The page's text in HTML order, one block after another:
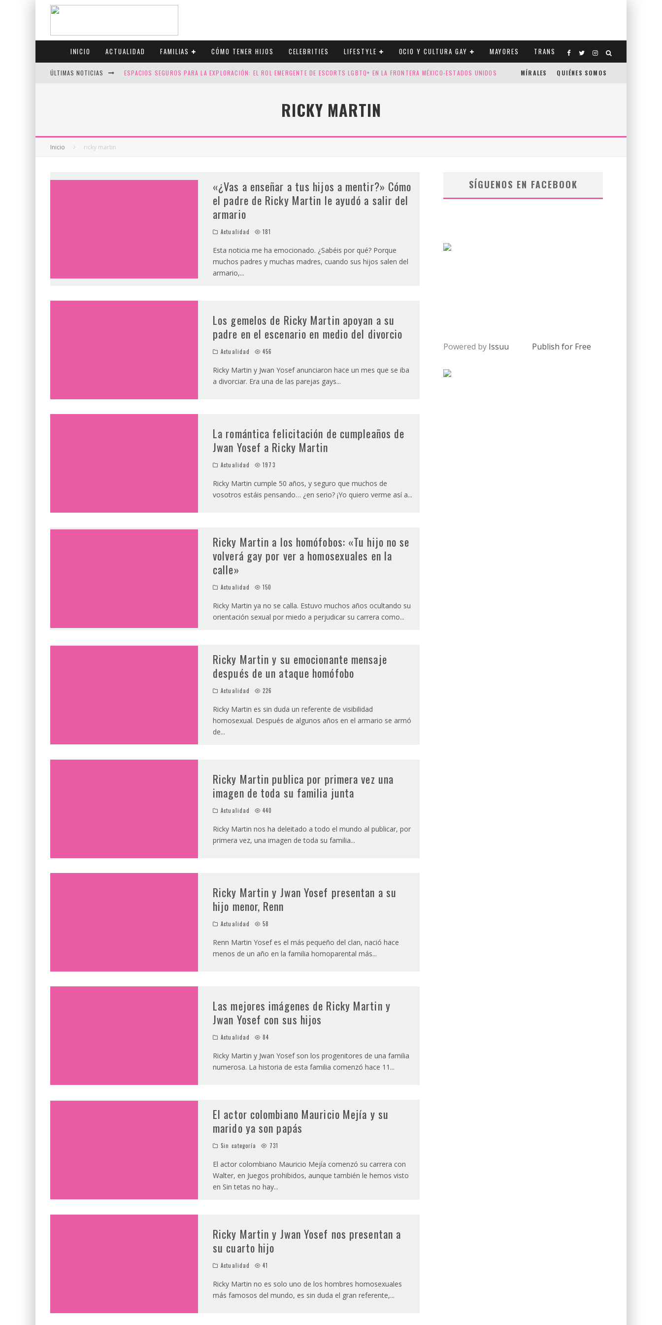
INICIO ACTUALIDAD FAMILIAS CÓMO TENER HIJOS CELEBRITIES LIFESTYLE OCIO Y CULTURA GAY MAYORES TRANS
ÚLTIMAS NOTICIAS ESPACIOS SEGUROS PARA LA EXPLORACIÓN: EL ROL EMERGENTE DE ESCORTS LGBTQ+ EN LA FRONTERA MÉXICO-ESTADOS UNIDOS
CANADÁ CELEBRA EL ORGULLO CON CUATRO SELLOS QUE HONRAN LA HISTORIA LGTB
MÍRALES QUIÉNES SOMOS
RICKY MARTIN
Inicio ricky martin
«¿Vas a enseñar a tus hijos a mentir?» Cómo
el padre de Ricky Martin le ayudó a salir del
armario
Actualidad 181
Esta noticia me ha emocionado. ¿Sabéis por qué? Porque
muchos padres y muchas madres, cuando sus hijos salen del
armario,...
Los gemelos de Ricky Martin apoyan a su
padre en el escenario en medio del divorcio
Actualidad 456
Ricky Martin y Jwan Yosef anunciaron hace un mes que se iba
a divorciar. Era una de las parejas gays...
La romántica felicitación de cumpleaños de
Jwan Yosef a Ricky Martin
Actualidad 1973
Ricky Martin cumple 50 años, y seguro que muchos de
vosotros estáis pensando… ¿en serio? ¡Yo quiero verme así a...
Ricky Martin a los homófobos: «Tu hijo no se
volverá gay por ver a homosexuales en la
calle»
Actualidad 150
Ricky Martin ya no se calla. Estuvo muchos años ocultando su
orientación sexual por miedo a perjudicar su carrera como...
Ricky Martin y su emocionante mensaje
después de un ataque homófobo
Actualidad 226
Ricky Martin es sin duda un referente de visibilidad
homosexual. Después de algunos años en el armario se armó
de...
Ricky Martin publica por primera vez una
imagen de toda su familia junta
Actualidad 440
Ricky Martin nos ha deleitado a todo el mundo al publicar, por
primera vez, una imagen de toda su familia...
Ricky Martin y Jwan Yosef presentan a su
hijo menor, Renn
Actualidad 58
Renn Martin Yosef es el más pequeño del clan, nació hace
menos de un año en la familia homoparental más...
Las mejores imágenes de Ricky Martin y
Jwan Yosef con sus hijos
Actualidad 84
Ricky Martin y Jwan Yosef son los progenitores de una familia
numerosa. La historia de esta familia comenzó hace 11 ...
El actor colombiano Mauricio Mejía y su
marido ya son papás
Sin categoría 731
El actor colombiano Mauricio Mejía comenzó su carrera con
Walter, en Juegos prohibidos, aunque también le hemos visto
en Sin tetas no hay...
Ricky Martin y Jwan Yosef nos presentan a
su cuarto hijo
Actualidad 41
Ricky Martin no es solo uno de los hombres homosexuales
más famosos del mundo, es sin duda el gran referente,...
SÍGUENOS EN FACEBOOK
Powered by Issuu Publish for Free